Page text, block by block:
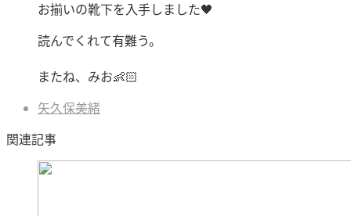
お揃いの靴下を入手しました🖤
読んでくれて有難う。
またね、みお👶🏻
矢久保美緒
関連記事